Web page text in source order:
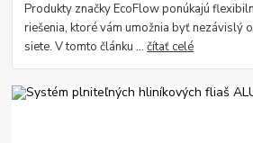
Produkty značky EcoFlow ponúkajú
riešenia, ktoré vám umožnia byť nezávislý
siete. V tomto článku ...čítať celé